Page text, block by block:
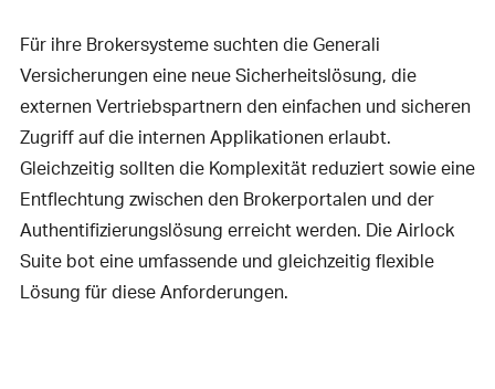
Für ihre Brokersysteme suchten die Generali
Versicherungen eine neue Sicherheitslösung, die
externen Vertriebspartnern den einfachen und sicheren
Zugriff auf die internen Applikationen erlaubt.
Gleichzeitig sollten die Komplexität reduziert sowie eine
Entflechtung zwischen den Brokerportalen und der
Authentifizierungslösung erreicht werden. Die Airlock
Suite bot eine umfassende und gleichzeitig flexible
Lösung für diese Anforderungen.